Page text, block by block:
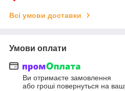
Всі умови доставки
Умови оплати
Ви отримаєте замовлення
або гроші повернуться на